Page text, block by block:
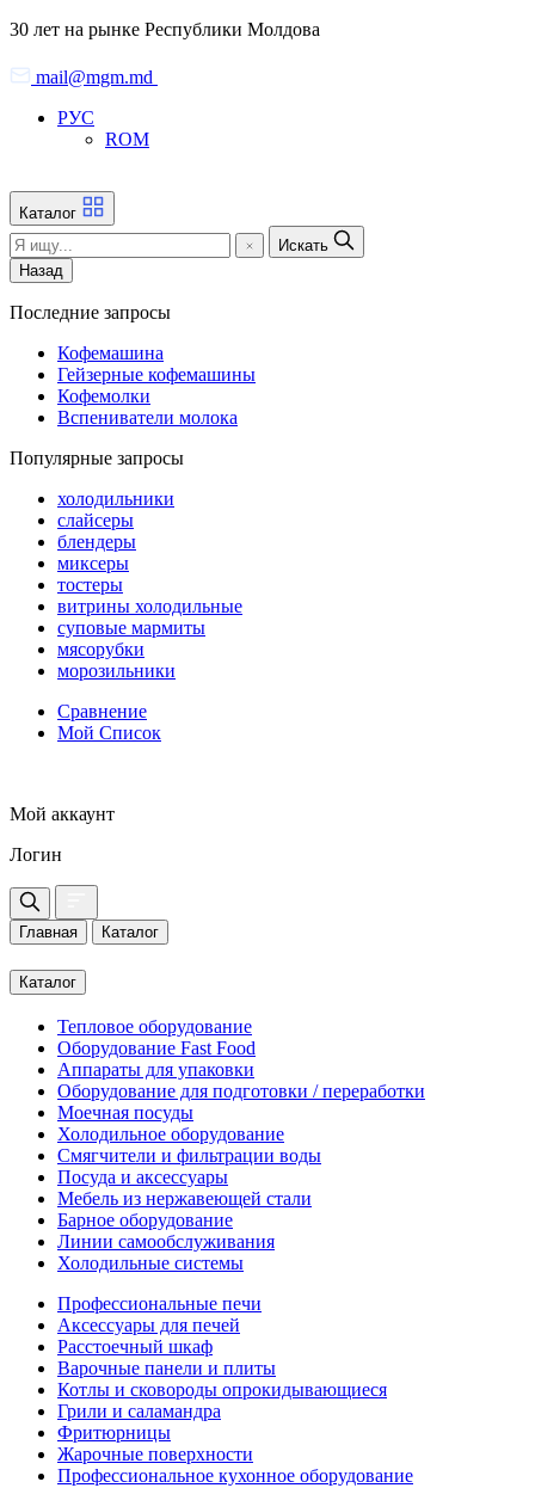
Skip
the
content
30 лет на рынке Республики Молдова
mail@mgm.md
РУС
ROM
Каталог
Искать
Назад
Последние запросы
Кофемашина
Гейзерные кофемашины
Кофемолки
Вспениватели молока
Популярные запросы
холодильники
слайсеры
блендеры
миксеры
тостеры
витрины холодильные
суповые мармиты
мясорубки
морозильники
Сравнение
Мой Список
Мой аккаунт
Логин
Главная Каталог
Каталог
Тепловое оборудование
Оборудование Fast Food
Аппараты для упаковки
Оборудование для подготовки / переработки
Моечная посуды
Холодильное оборудование
Смягчители и фильтрации воды
Посуда и аксессуары
Мебель из нержавеющей стали
Барное оборудование
Линии самообслуживания
Холодильные системы
Профессиональные печи
Аксессуары для печей
Расстоечный шкаф
Варочные панели и плиты
Котлы и сковороды опрокидывающиеся
Грили и саламандра
Фритюрницы
Жарочные поверхности
Профессиональное кухонное оборудование